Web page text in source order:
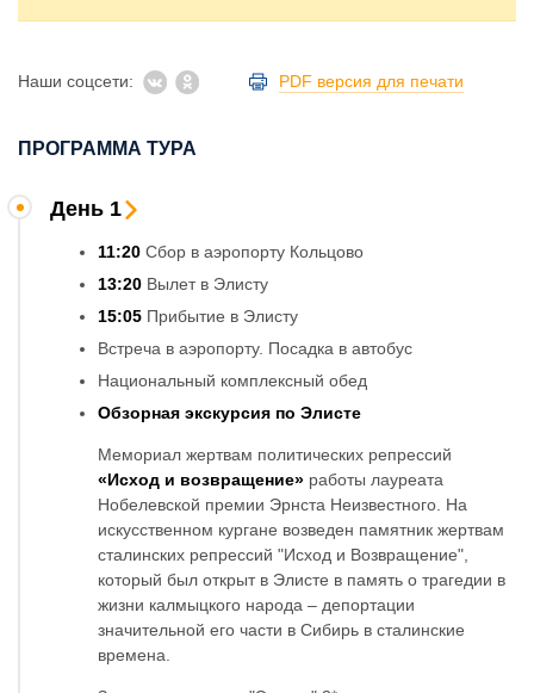
Наши соцсети: PDF версия для печати
ПРОГРАММА ТУРА
День 1
11:20 Сбор в аэропорту Кольцово
13:20 Вылет в Элисту
15:05 Прибытие в Элисту
Встреча в аэропорту. Посадка в автобус
Национальный комплексный обед
Обзорная экскурсия по Элисте
Мемориал жертвам политических репрессий
«Исход и возвращение» работы лауреата
Нобелевской премии Эрнста Неизвестного. На
искусственном кургане возведен памятник жертвам
сталинских репрессий "Исход и Возвращение",
который был открыт в Элисте в память о трагедии в
жизни калмыцкого народа – депортации
значительной его части в Сибирь в сталинские
времена.